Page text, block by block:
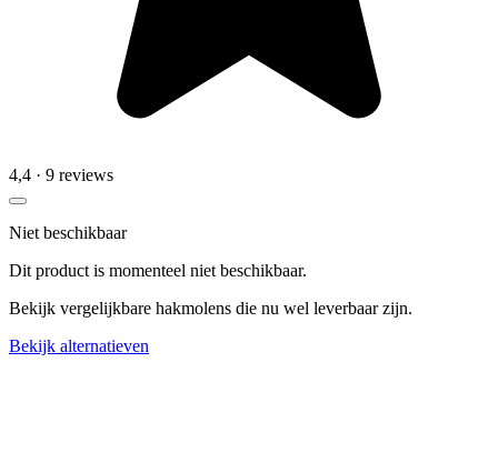
4,4 · 9 reviews
Niet beschikbaar
Dit product is momenteel niet beschikbaar.
Bekijk vergelijkbare hakmolens die nu wel leverbaar zijn.
Bekijk alternatieven